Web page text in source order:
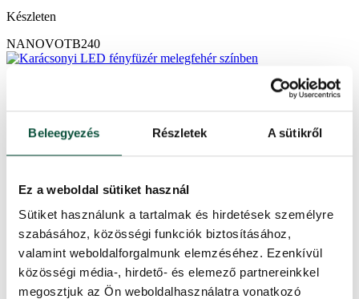
Beleegyezés Részletek A sütikről
Ez a weboldal sütiket használ
Sütiket használunk a tartalmak és hirdetések személyre
szabásához, közösségi funkciók biztosításához,
valamint weboldalforgalmunk elemzéséhez. Ezenkívül
közösségi média-, hirdető- és elemező partnereinkkel
megosztjuk az Ön weboldalhasználatra vonatkozó
Készleten
NANOVOTB240